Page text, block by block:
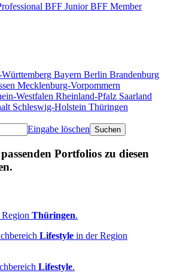
BFF JuniorBFF Member
Bayern Berlin Brandenburg
Mecklenburg-Vorpommern
Westfalen Rheinland-Pfalz Saarland
Schleswig-Holstein Thüringen
Eingabe löschen
Portfolios zu diesen
Thüringen.
Lifestyle in der Region
Lifestyle.